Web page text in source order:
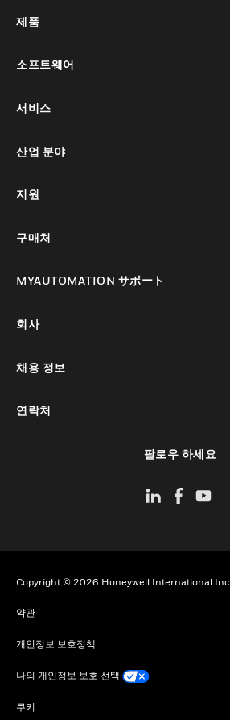
제품
소프트웨어
서비스
산업 분야
지원
구매처
MYAUTOMATION サポート
회사
채용 정보
연락처
팔로우 하세요
Copyright © 2026 Honeywell International Inc
약관
개인정보 보호정책
나의 개인정보 보호 선택
쿠키